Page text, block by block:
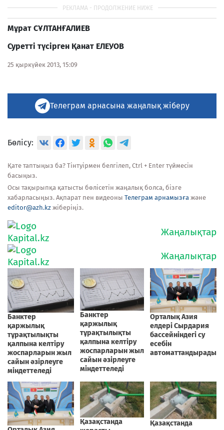
Мұрат СҰЛТАНҒАЛИЕВ
Суретті түсірген Қанат ЕЛЕУОВ
25 қыркүйек 2013, 15:09
Телеграм арнасына жаңалық жіберу
Бөлісу:
Қате таптыңыз ба? Тінтуірмен белгілеп, Ctrl + Enter түймесін
басыңыз.
Осы тақырыпқа қатысты бөлісетін жаңалық болса, бізге
хабарласыңыз. Ақпарат пен видеоны Телеграм арнамызға және
editor@azh.kz жіберіңіз.